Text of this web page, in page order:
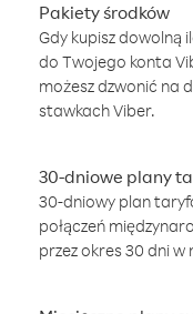
Pakiety środków
Gdy kupisz dowolną
do Twojego konta
możesz dzwonić na
stawkach Viber.
30-dniowe plany
30-dniowy plan
połączeń
przez okres 30 dni w